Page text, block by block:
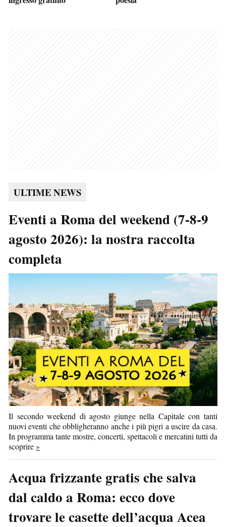
ULTIME NEWS
Eventi a Roma del weekend (7-8-9
agosto 2026): la nostra raccolta
completa
Il secondo weekend di agosto giunge nella Capitale con tanti
nuovi eventi che obbligheranno anche i più pigri a uscire da casa.
In programma tante mostre, concerti, spettacoli e mercatini tutti da
scoprire»
Acqua frizzante gratis che salva
dal caldo a Roma: ecco dove
trovare le casette dell’acqua Acea